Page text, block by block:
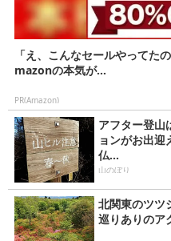
「え、こんなセールやってた
mazonの本気が...
PR(Amazon)
アフター登山
ョンがお出
仏...
山のぼり
北関東のツ
巡りありのア